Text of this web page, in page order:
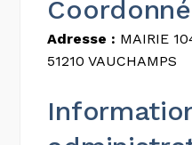
Adresse : MAIRIE
51210 VAUCHAMPS